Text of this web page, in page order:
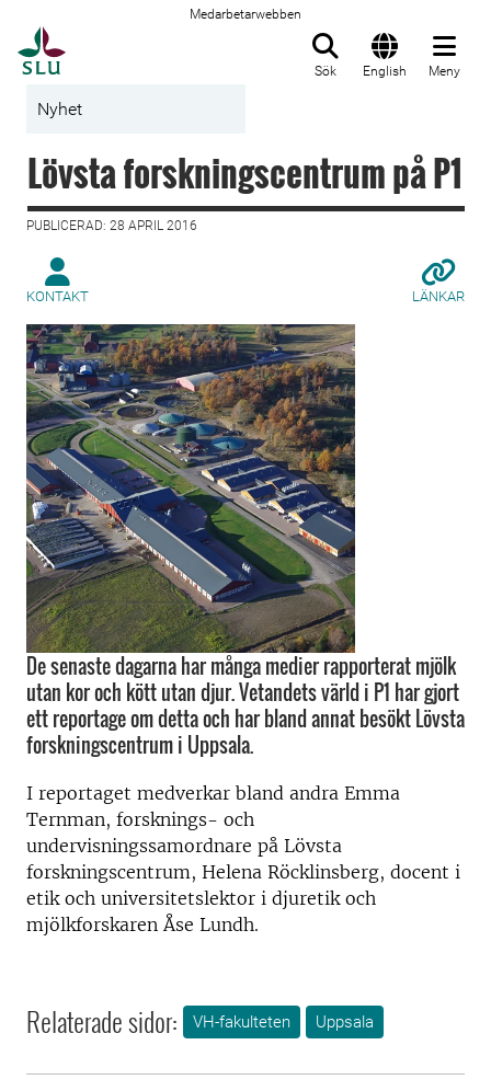
Medarbetarwebben
Sök English Meny
Nyhet
Lövsta forskningscentrum på P1
PUBLICERAD: 28 APRIL 2016
KONTAKT LÄNKAR
De senaste dagarna har många medier rapporterat mjölk
utan kor och kött utan djur. Vetandets värld i P1 har gjort
ett reportage om detta och har bland annat besökt Lövsta
forskningscentrum i Uppsala.
I reportaget medverkar bland andra Emma
Ternman, forsknings- och
undervisningssamordnare på Lövsta
forskningscentrum, Helena Röcklinsberg, docent i
etik och universitetslektor i djuretik och
mjölkforskaren Åse Lundh.
Relaterade sidor: VH-fakulteten Uppsala